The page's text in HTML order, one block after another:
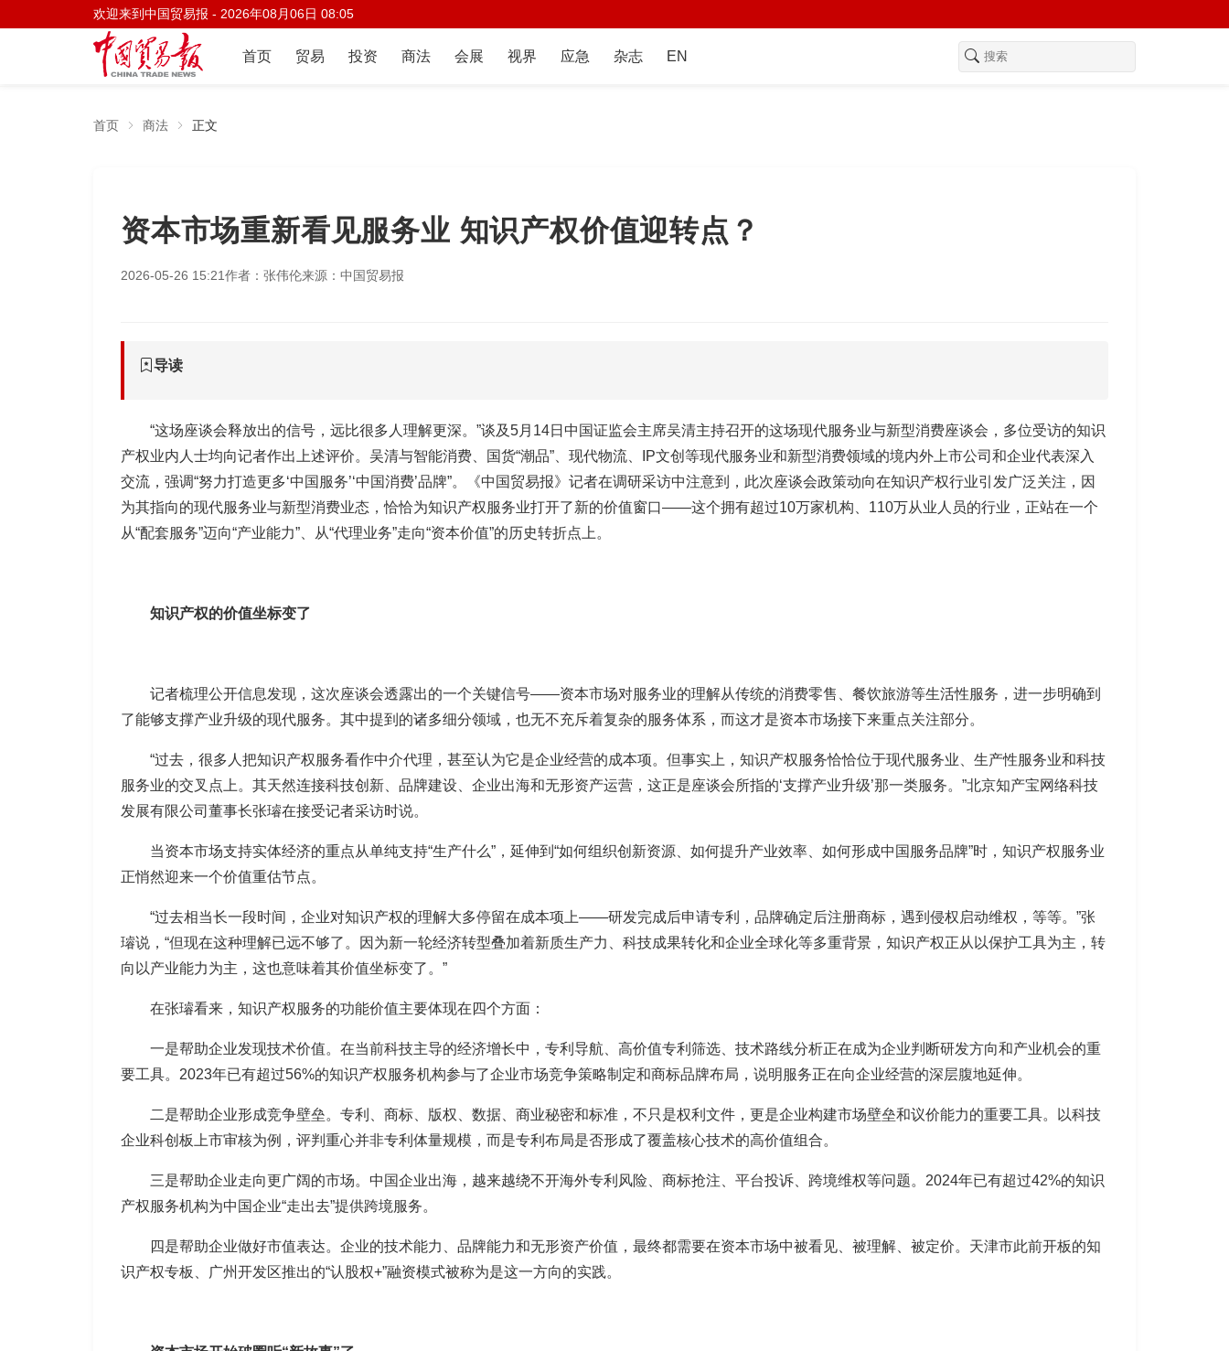
欢迎来到中国贸易报 - 2026年08月06日 08:05
首页 贸易 投资 商法 会展 视界 应急 杂志 EN
首页 商法 正文
资本市场重新看见服务业 知识产权价值迎转点？
2026-05-26 15:21作者：张伟伦来源：中国贸易报
导读
“这场座谈会释放出的信号，远比很多人理解更深。”谈及5月14日中国证监会主席吴清主持召开的这场现代服务业与新型消费座谈会，多位受访的知识
产权业内人士均向记者作出上述评价。吴清与智能消费、国货“潮品”、现代物流、IP文创等现代服务业和新型消费领域的境内外上市公司和企业代表深入
交流，强调“努力打造更多‘中国服务’‘中国消费’品牌”。《中国贸易报》记者在调研采访中注意到，此次座谈会政策动向在知识产权行业引发广泛关注，因
为其指向的现代服务业与新型消费业态，恰恰为知识产权服务业打开了新的价值窗口——这个拥有超过10万家机构、110万从业人员的行业，正站在一个
从“配套服务”迈向“产业能力”、从“代理业务”走向“资本价值”的历史转折点上。
知识产权的价值坐标变了
记者梳理公开信息发现，这次座谈会透露出的一个关键信号——资本市场对服务业的理解从传统的消费零售、餐饮旅游等生活性服务，进一步明确到
了能够支撑产业升级的现代服务。其中提到的诸多细分领域，也无不充斥着复杂的服务体系，而这才是资本市场接下来重点关注部分。
“过去，很多人把知识产权服务看作中介代理，甚至认为它是企业经营的成本项。但事实上，知识产权服务恰恰位于现代服务业、生产性服务业和科技
服务业的交叉点上。其天然连接科技创新、品牌建设、企业出海和无形资产运营，这正是座谈会所指的‘支撑产业升级’那一类服务。”北京知产宝网络科技
发展有限公司董事长张璿在接受记者采访时说。
当资本市场支持实体经济的重点从单纯支持“生产什么”，延伸到“如何组织创新资源、如何提升产业效率、如何形成中国服务品牌”时，知识产权服务业
正悄然迎来一个价值重估节点。
“过去相当长一段时间，企业对知识产权的理解大多停留在成本项上——研发完成后申请专利，品牌确定后注册商标，遇到侵权启动维权，等等。”张
璿说，“但现在这种理解已远不够了。因为新一轮经济转型叠加着新质生产力、科技成果转化和企业全球化等多重背景，知识产权正从以保护工具为主，转
向以产业能力为主，这也意味着其价值坐标变了。”
在张璿看来，知识产权服务的功能价值主要体现在四个方面：
一是帮助企业发现技术价值。在当前科技主导的经济增长中，专利导航、高价值专利筛选、技术路线分析正在成为企业判断研发方向和产业机会的重
要工具。2023年已有超过56%的知识产权服务机构参与了企业市场竞争策略制定和商标品牌布局，说明服务正在向企业经营的深层腹地延伸。
二是帮助企业形成竞争壁垒。专利、商标、版权、数据、商业秘密和标准，不只是权利文件，更是企业构建市场壁垒和议价能力的重要工具。以科技
企业科创板上市审核为例，评判重心并非专利体量规模，而是专利布局是否形成了覆盖核心技术的高价值组合。
三是帮助企业走向更广阔的市场。中国企业出海，越来越绕不开海外专利风险、商标抢注、平台投诉、跨境维权等问题。2024年已有超过42%的知识
产权服务机构为中国企业“走出去”提供跨境服务。
四是帮助企业做好市值表达。企业的技术能力、品牌能力和无形资产价值，最终都需要在资本市场中被看见、被理解、被定价。天津市此前开板的知
识产权专板、广州开发区推出的“认股权+”融资模式被称为是这一方向的实践。